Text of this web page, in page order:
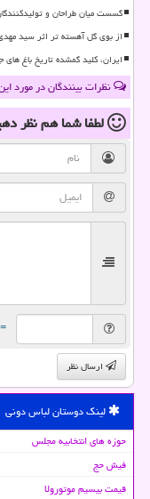
گسست میان طراحان و
از بوی گل آهسته تر اثر سید
ایران، کلید گمشده تاریخ باغ های
نظرات بینندگان در مورد
لطفا شما همنظر
= ۵ بعلاوه ۴
ارسال نظر
لینک دوستان لباس دونی
حوزه های انتخابیه مجلس
فیش حج
قیمت بیسیم موتورولا